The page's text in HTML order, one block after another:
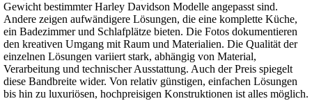
Gewicht bestimmter Harley Davidson Modelle angepasst sind.
Andere zeigen aufwändigere Lösungen, die eine komplette Küche,
ein Badezimmer und Schlafplätze bieten. Die Fotos dokumentieren
den kreativen Umgang mit Raum und Materialien. Die Qualität der
einzelnen Lösungen variiert stark, abhängig von Material,
Verarbeitung und technischer Ausstattung. Auch der Preis spiegelt
diese Bandbreite wider. Von relativ günstigen, einfachen Lösungen
bis hin zu luxuriösen, hochpreisigen Konstruktionen ist alles möglich.